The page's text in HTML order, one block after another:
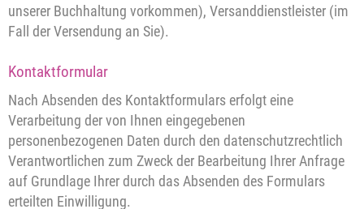
unserer Buchhaltung vorkommen), Versanddienstleister (im
Fall der Versendung an Sie).
Kontaktformular
Nach Absenden des Kontaktformulars erfolgt eine
Verarbeitung der von Ihnen eingegebenen
personenbezogenen Daten durch den datenschutzrechtlich
Verantwortlichen zum Zweck der Bearbeitung Ihrer Anfrage
auf Grundlage Ihrer durch das Absenden des Formulars
erteilten Einwilligung.